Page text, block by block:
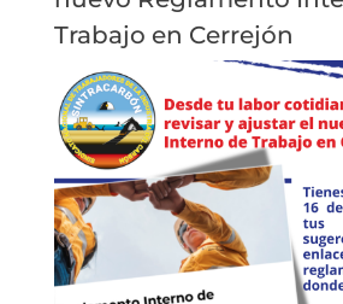
Trabajo en Cerrejón